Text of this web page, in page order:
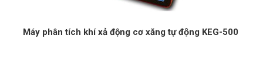
Máy phân tích khí xả động cơ xăng tự động KEG-500